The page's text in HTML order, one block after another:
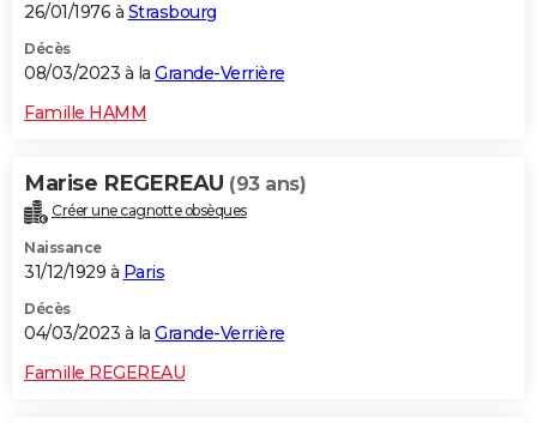
26/01/1976 à Strasbourg
Décès
08/03/2023 à la Grande-Verrière
Famille HAMM
Marise REGEREAU (93 ans)
Créer une cagnotte obsèques
Naissance
31/12/1929 à Paris
Décès
04/03/2023 à la Grande-Verrière
Famille REGEREAU